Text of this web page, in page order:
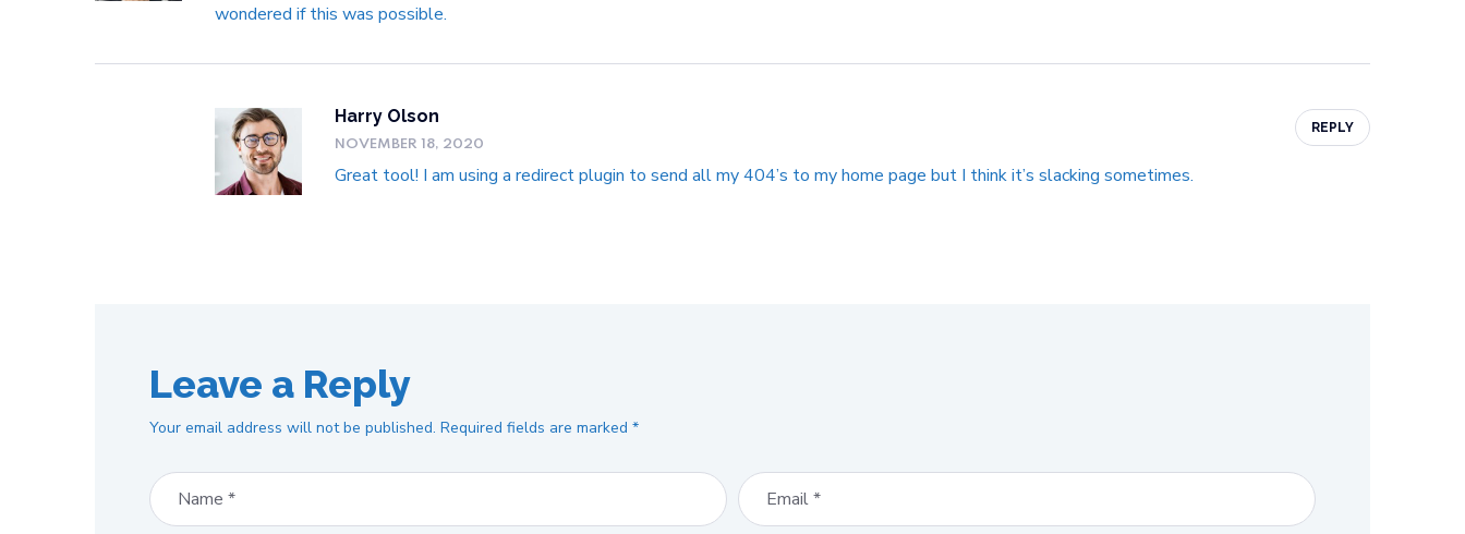
wondered if this was possible.
Harry Olson
NOVEMBER 18, 2020
Great tool! I am using a redirect plugin to send all my 404’s to my home page but I think it’s slacking sometimes.
REPLY
Leave a Reply
Your email address will not be published. Required fields are marked *